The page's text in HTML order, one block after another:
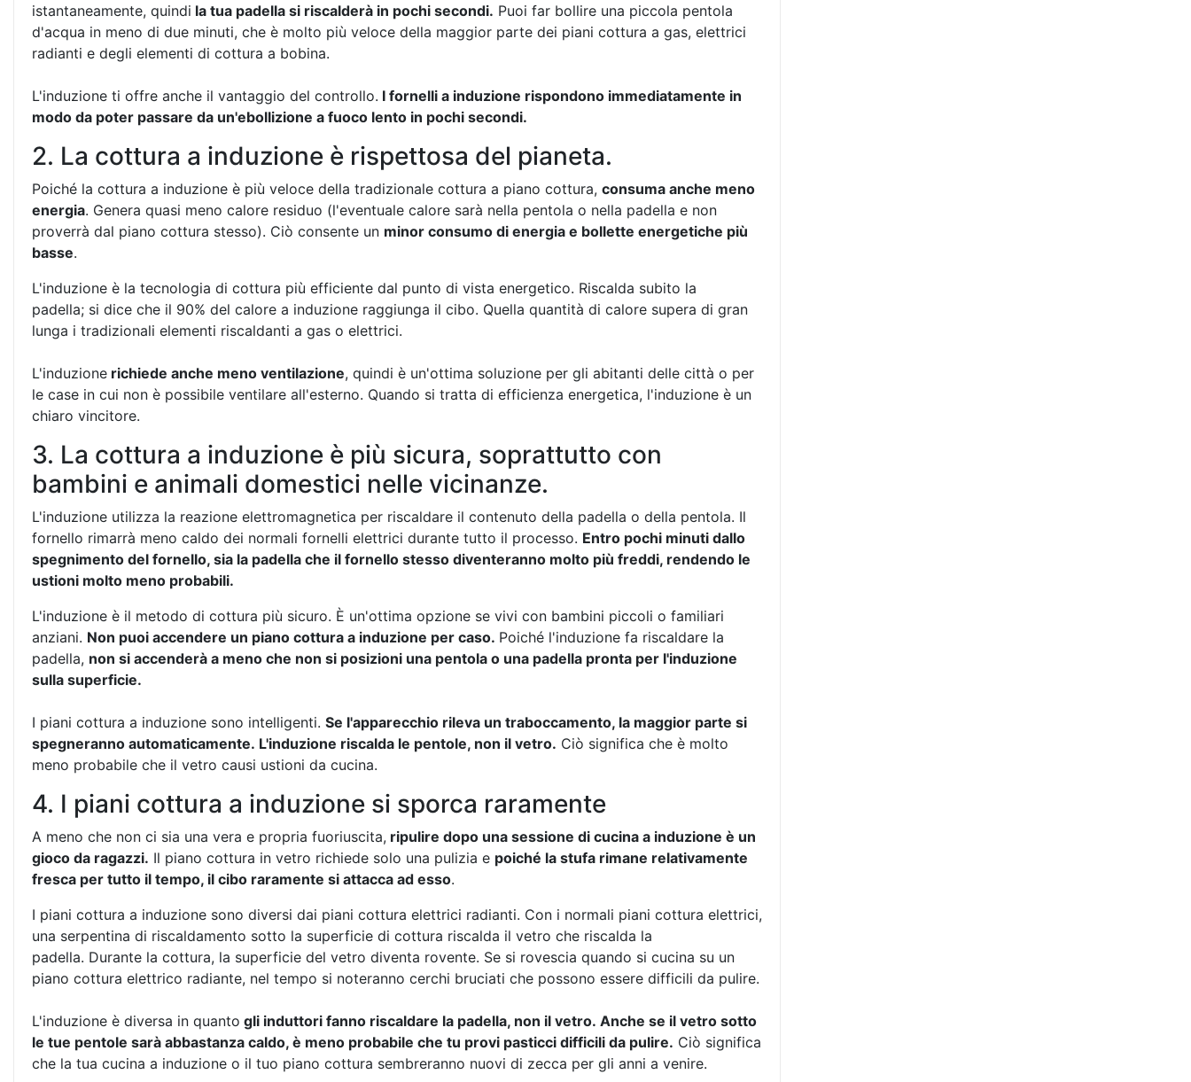
istantaneamente, quindi la tua padella si riscalderà in pochi secondi. Puoi far bollire una piccola pentola
d'acqua in meno di due minuti, che è molto più veloce della maggior parte dei piani cottura a gas, elettrici
radianti e degli elementi di cottura a bobina.
L'induzione ti offre anche il vantaggio del controllo. I fornelli a induzione rispondono immediatamente in
modo da poter passare da un'ebollizione a fuoco lento in pochi secondi.
2. La cottura a induzione è rispettosa del pianeta.
Poiché la cottura a induzione è più veloce della tradizionale cottura a piano cottura, consuma anche meno
energia. Genera quasi meno calore residuo (l'eventuale calore sarà nella pentola o nella padella e non
proverrà dal piano cottura stesso). Ciò consente un minor consumo di energia e bollette energetiche più
basse.
L'induzione è la tecnologia di cottura più efficiente dal punto di vista energetico. Riscalda subito la
padella; si dice che il 90% del calore a induzione raggiunga il cibo. Quella quantità di calore supera di gran
lunga i tradizionali elementi riscaldanti a gas o elettrici.
L'induzione richiede anche meno ventilazione, quindi è un'ottima soluzione per gli abitanti delle città o per
le case in cui non è possibile ventilare all'esterno. Quando si tratta di efficienza energetica, l'induzione è un
chiaro vincitore.
3. La cottura a induzione è più sicura, soprattutto con
bambini e animali domestici nelle vicinanze.
L'induzione utilizza la reazione elettromagnetica per riscaldare il contenuto della padella o della pentola. Il
fornello rimarrà meno caldo dei normali fornelli elettrici durante tutto il processo. Entro pochi minuti dallo
spegnimento del fornello, sia la padella che il fornello stesso diventeranno molto più freddi, rendendo le
ustioni molto meno probabili.
L'induzione è il metodo di cottura più sicuro. È un'ottima opzione se vivi con bambini piccoli o familiari
anziani. Non puoi accendere un piano cottura a induzione per caso. Poiché l'induzione fa riscaldare la
padella, non si accenderà a meno che non si posizioni una pentola o una padella pronta per l'induzione
sulla superficie.
I piani cottura a induzione sono intelligenti. Se l'apparecchio rileva un traboccamento, la maggior parte si
spegneranno automaticamente. L'induzione riscalda le pentole, non il vetro. Ciò significa che è molto
meno probabile che il vetro causi ustioni da cucina.
4. I piani cottura a induzione si sporca raramente
A meno che non ci sia una vera e propria fuoriuscita, ripulire dopo una sessione di cucina a induzione è un
gioco da ragazzi. Il piano cottura in vetro richiede solo una pulizia e poiché la stufa rimane relativamente
fresca per tutto il tempo, il cibo raramente si attacca ad esso.
I piani cottura a induzione sono diversi dai piani cottura elettrici radianti. Con i normali piani cottura elettrici,
una serpentina di riscaldamento sotto la superficie di cottura riscalda il vetro che riscalda la
padella. Durante la cottura, la superficie del vetro diventa rovente. Se si rovescia quando si cucina su un
piano cottura elettrico radiante, nel tempo si noteranno cerchi bruciati che possono essere difficili da pulire.
L'induzione è diversa in quanto gli induttori fanno riscaldare la padella, non il vetro. Anche se il vetro sotto
le tue pentole sarà abbastanza caldo, è meno probabile che tu provi pasticci difficili da pulire. Ciò significa
che la tua cucina a induzione o il tuo piano cottura sembreranno nuovi di zecca per gli anni a venire.